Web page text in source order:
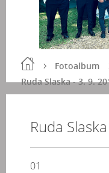
Fotoalbum
Ruda Slaska - 3. 9.
Ruda
01